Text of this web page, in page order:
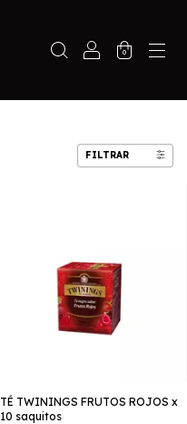
0
FILTRAR
TÉ TWININGS FRUTOS ROJOS x
10 saquitos